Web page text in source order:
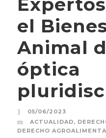
el
Animal
óptica
05/06/2023
ACTUALIDAD,
DERECHO